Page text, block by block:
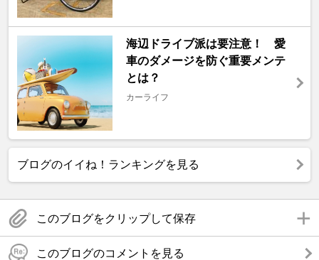
海辺ドライブ派は要注意！ 愛
車のダメージを防ぐ重要メンテ
とは？
カーライフ
ブログのイイね！ランキングを見る
このブログをクリップして保存
このブログのコメントを見る